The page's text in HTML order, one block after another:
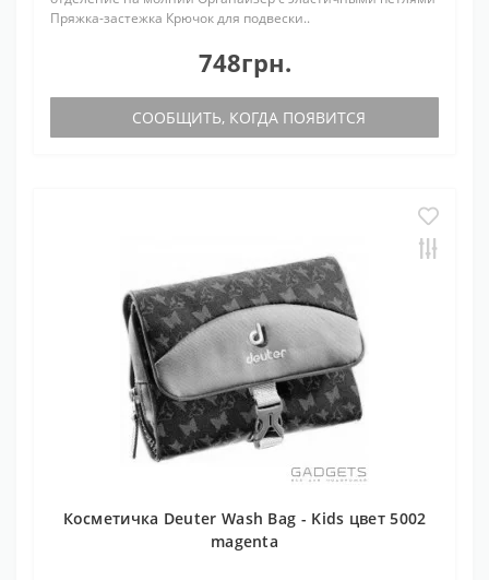
Пряжка-застежка Крючок для подвески..
748грн.
СООБЩИТЬ, КОГДА ПОЯВИТСЯ
Косметичка Deuter Wash Bag - Kids цвет 5002
magenta